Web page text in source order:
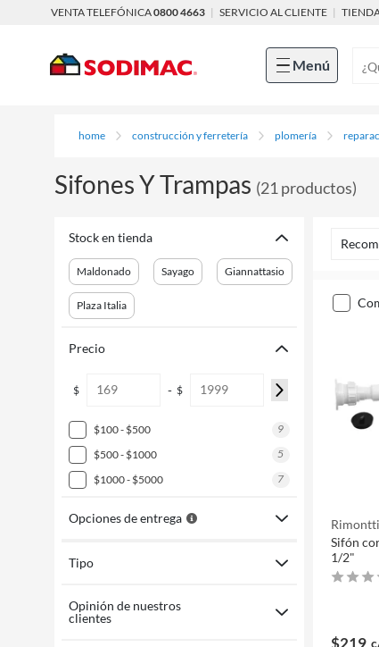
VENTA TELEFÓNICA0800 4663 | SERVICIO AL CLIENTE |
Menú
home construcción y ferretería plomería
Sifones Y Trampas (21 productos)
Stock en tienda
Maldonado Sayago Giannattasio
Plaza Italia
Precio
$ - $
$100 - $500
9
$500 - $1000
5
$1000 - $5000
7
Opciones de entrega
Tipo
Opinión de nuestros
clientes
Rimontti
Sifón
1/2"
$219